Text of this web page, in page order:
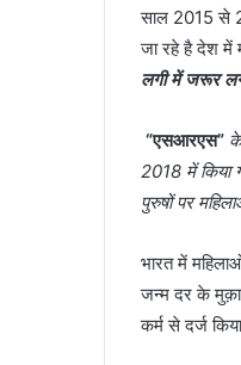
साल 2015 से
जा रहे है देश में
लगी में जरूर
“एसआरएस”
2018 में किया
पुरुषों पर
भारत में
जन्म दर के
कर्म से दर्ज